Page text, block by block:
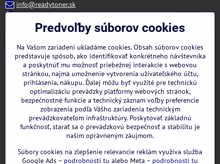
info@readytoner.sk
+421 944 322 536 (PO-PIA: 09:00- 15:00)
Facebook
WhatsApp
Predvoľby súborov cookies
Na Vašom zariadení ukladáme cookies. Obsah súborov cookies
predstavuje spôsob, ako identifikovať konkrétneho návštevníka
a poskytnúť mu možnosť priebežnej interakcie s webovou
stránkou, najmä umožnenie vytvorenia užívateľského účtu,
prihlásenia, nákupu. Ďalej môžu byť využité pre technickú
optimalizáciu prevádzky platformy webových stránok,
bezpečnostné funkcie a technický záznam voľby preferencie
zobrazenia podľa Vášho zariadenia technickým
prevádzkovateľom infraštruktúry. Poskytovať základnú
funkčnosť, starať sa o prevádzkovú bezpečnosť a stabilitu je
naším oprávneným záujmom.
Súbory cookies na zlepšenie relevancie reklám využíva služba
Google Ads – podrobnosti tu alebo Meta – podrobnosti tu